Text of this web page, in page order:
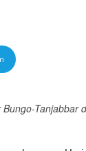
Tanjabbar